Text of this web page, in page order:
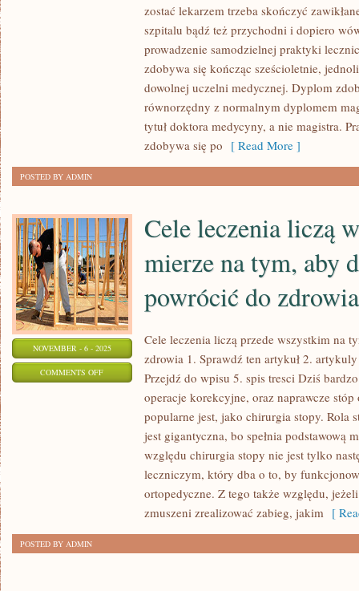
WSZYSTKIM
WSZELKIEGO
KONSULTACJE
zostać lekarzem trzeba skończyć
szpitalu bądź też przychodni i dopiero
prowadzenie samodzielnej praktyki
zdobywa się kończąc sześcioletnie,
dowolnej uczelni medycznej. Dyplom
równorzędny z normalnym dyplomem
tytuł doktora medycyny, a nie magistra.
zdobywa się po [ Read More ]
POSTED BY ADMIN
NOVEMBER - 6 - 2025
COMMENTS OFFON
TYM,
ABY
Cele leczenia liczą
mierze na tym, aby
powrócić do zdrowia
Cele leczenia liczą przede wszystkim na
zdrowia 1. Sprawdź ten artykuł 2.
Przejdź do wpisu 5. spis tresci Dziś
operacje korekcyjne, oraz naprawcze
popularne jest, jako chirurgia stopy. Rola
jest gigantyczna, bo spełnia podstawową
względu chirurgia stopy nie jest tylko
leczniczym, który dba o to, by
ortopedyczne. Z tego także względu,
zmuszeni zrealizować zabieg, jakim [
POSTED BY ADMIN